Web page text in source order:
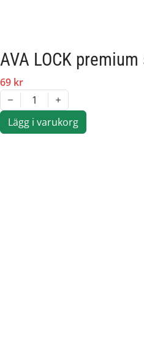
AVA LOCK
69 kr
1
Lägg i varukorg